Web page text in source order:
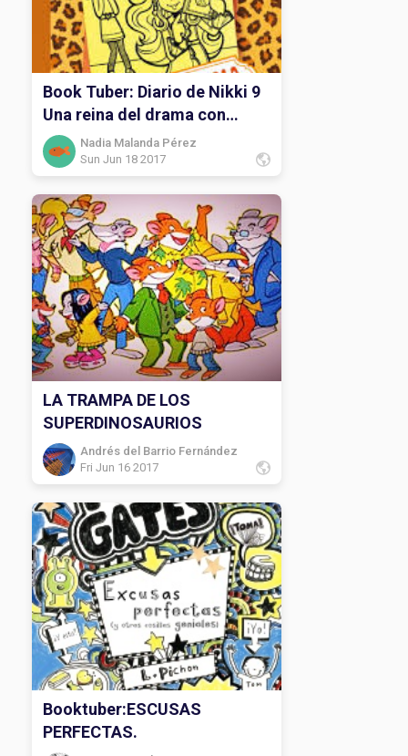
Book Tuber: Diario de Nikki 9
Una reina del drama con
muchos humos.
Nadia Malanda Pérez
Sun Jun 18 2017
LA TRAMPA DE LOS
SUPERDINOSAURIOS
Andrés del Barrio Fernández
Fri Jun 16 2017
Booktuber:ESCUSAS
PERFECTAS.